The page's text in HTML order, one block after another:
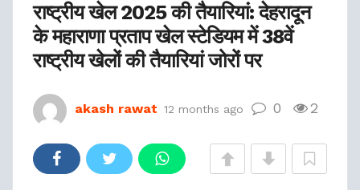
राष्ट्रीय खेल 2025 की तैयारियां: देहरादून
के महाराणा प्रताप खेल स्टेडियम में 38वें
राष्ट्रीय खेलों की तैयारियां जोरों पर
akash rawat 12 months ago 0 2